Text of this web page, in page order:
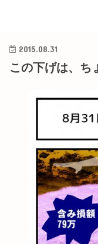
2015.08.31
この下げは、ち